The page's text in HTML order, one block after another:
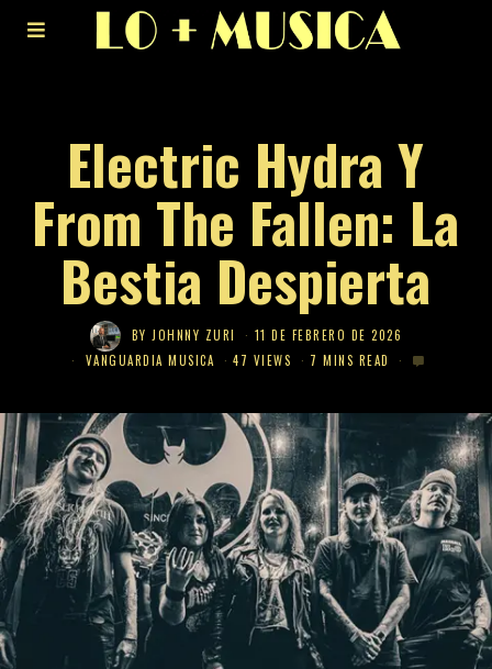
Electric Hydra Y
From The Fallen: La
Bestia Despierta
BYJOHNNY ZURI
11 DE FEBRERO DE 2026
VANGUARDIA MUSICA
47 VIEWS 7 MINS READ